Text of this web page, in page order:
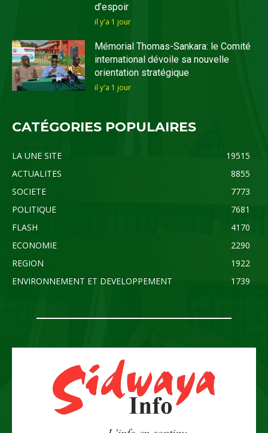
d’espoir
il y'a 1 jour
Mémorial Thomas-Sankara: le Comité
international dévoile sa nouvelle
orientation stratégique
il y'a 1 jour
CATÉGORIES POPULAIRES
LA UNE SITE
19515
ACTUALITES
8855
SOCIETE
7773
POLITIQUE
7681
FLASH
4170
ECONOMIE
2290
REGION
1922
ENVIRONNEMENT ET DEVELOPPEMENT
1739